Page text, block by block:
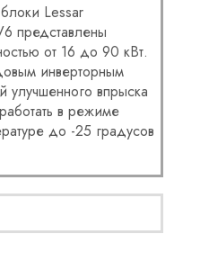
Lessar
представлены
от 16 до 90 кВт.
инверторным
улучшенного впрыска
в режиме
до -25 градусов